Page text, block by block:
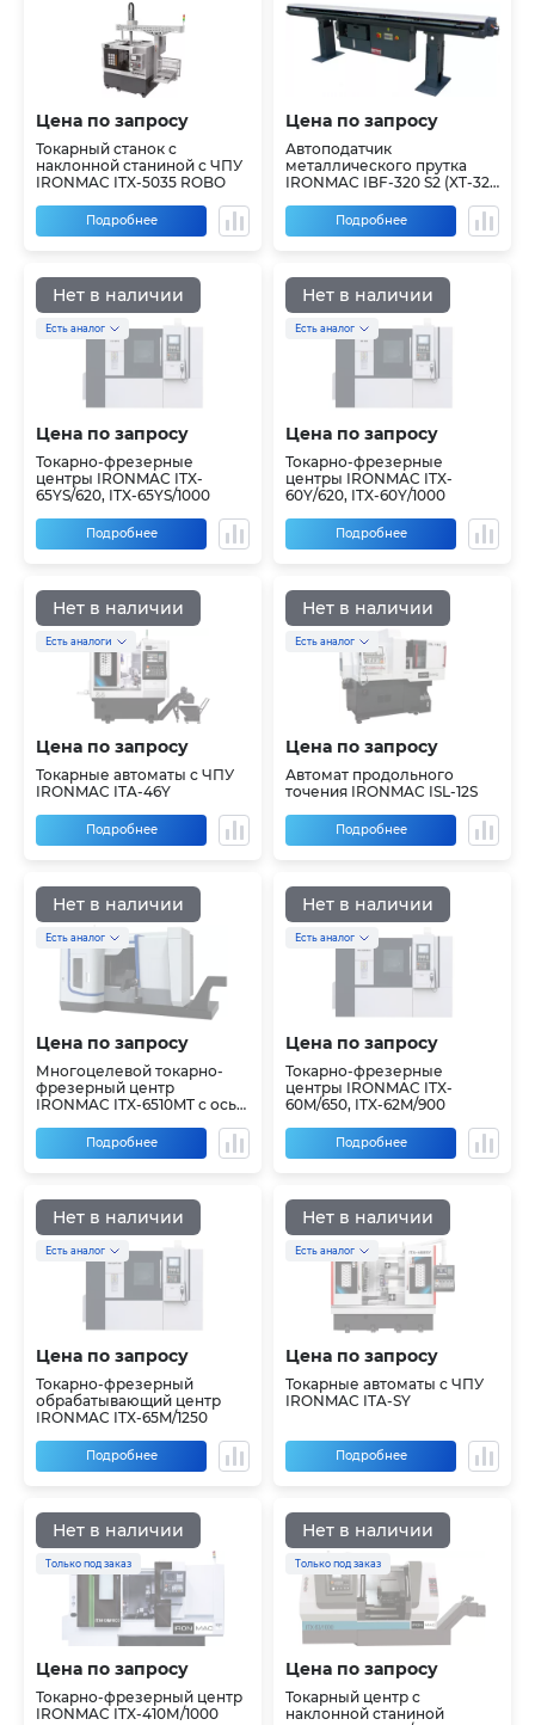
Цена по запросу
Токарный станок с
наклонной станиной с ЧПУ
IRONMAC ITX-5035 ROBO
Подробнее
Цена по запросу
Автоподатчик
металлического прутка
IRONMAC IBF-320 S2 (XT-320
Подробнее
Нет в наличии
Есть аналог
Цена по запросу
Токарно-фрезерные
центры IRONMAC ITX-
65YS/620, ITX-65YS/1000
Подробнее
Нет в наличии
Есть аналог
Цена по запросу
Токарно-фрезерные
центры IRONMAC ITX-
60Y/620, ITX-60Y/1000
Подробнее
Нет в наличии
Есть аналоги
Цена по запросу
Токарные автоматы с ЧПУ
IRONMAC ITA-46Y
Подробнее
Нет в наличии
Есть аналог
Цена по запросу
Автомат продольного
точения IRONMAC ISL-12S
Подробнее
Нет в наличии
Есть аналог
Цена по запросу
Многоцелевой токарно-
фрезерный центр
IRONMAC ITX-6510MT с осью
Подробнее
Нет в наличии
Есть аналог
Цена по запросу
Токарно-фрезерные
центры IRONMAC ITX-
60M/650, ITX-62M/900
Подробнее
Нет в наличии
Есть аналог
Цена по запросу
Токарно-фрезерный
обрабатывающий центр
IRONMAC ITX-65M/1250
Подробнее
Нет в наличии
Есть аналог
Цена по запросу
Токарные автоматы с ЧПУ
IRONMAC ITA-SY
Подробнее
Нет в наличии
Только под заказ
Цена по запросу
Токарно-фрезерный центр
IRONMAC ITX-410М/1000
Нет в наличии
Только под заказ
Цена по запросу
Токарный центр с
наклонной станиной